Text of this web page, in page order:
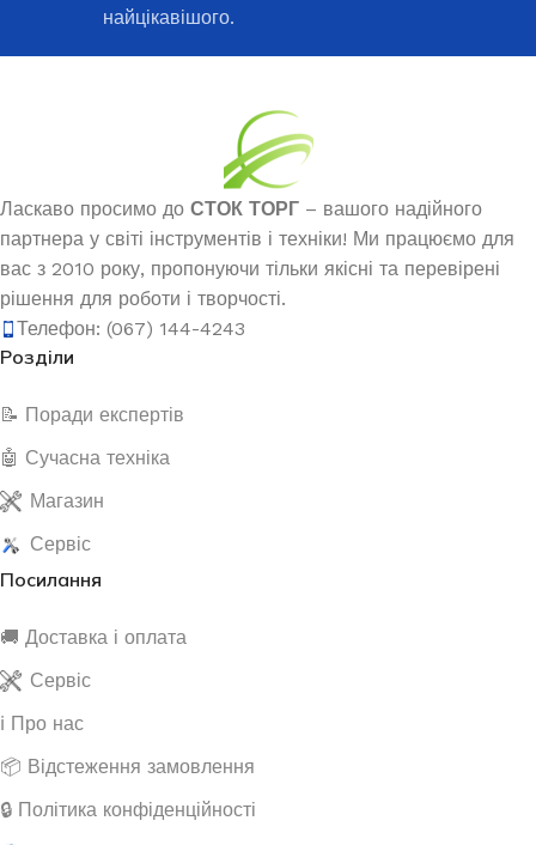
найцікавішого.
Ласкаво просимо до СТОК ТОРГ – вашого надійного
партнера у світі інструментів і техніки! Ми працюємо для
вас з 2010 року, пропонуючи тільки якісні та перевірені
рішення для роботи і творчості.
Телефон: (067) 144-4243
Розділи
📝 Поради експертів
🤖 Сучасна техніка
Магазин
Сервіс
Посилання
🚚 Доставка і оплата
Сервіс
ℹ️ Про нас
📦 Відстеження замовлення
🔒 Політика конфіденційності